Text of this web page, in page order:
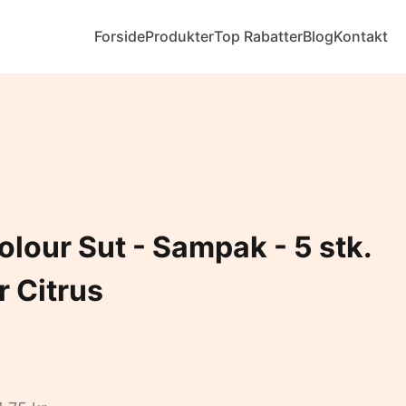
ForsideProdukterTop RabatterBlogKontakt
Sut - Sampak - 5 stk.
Citrus